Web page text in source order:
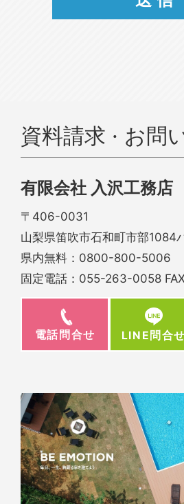
資料請求 · お問
有限会社 入沢工務店
〒406-0031
山梨県笛吹市石和町市部1084
県内無料： 0800-800-5006
固定電話： 055-263-0058
電話問合せ LINE問合せ